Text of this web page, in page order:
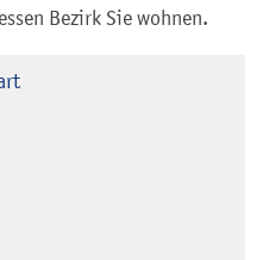
Bezirk Sie wohnen.